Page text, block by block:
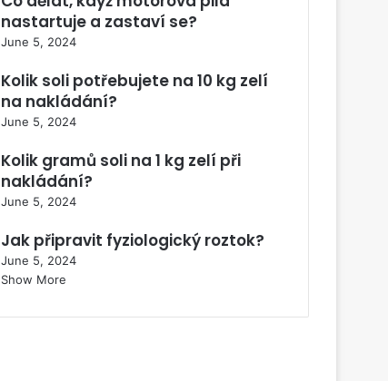
nastartuje a zastaví se?
June 5, 2024
Kolik soli potřebujete na 10 kg zelí
na nakládání?
June 5, 2024
Kolik gramů soli na 1 kg zelí při
nakládání?
June 5, 2024
Jak připravit fyziologický roztok?
June 5, 2024
Show More